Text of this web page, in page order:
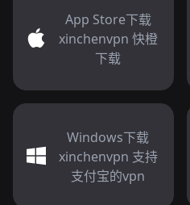
App Store下载
xinchenvpn 快橙
下载
Windows下载
xinchenvpn 支持
支付宝的vpn